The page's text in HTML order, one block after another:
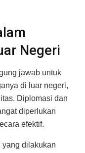
Negeri
jawab untuk
di luar negeri,
Diplomasi dan
diperlukan
efektif.
yang dilakukan